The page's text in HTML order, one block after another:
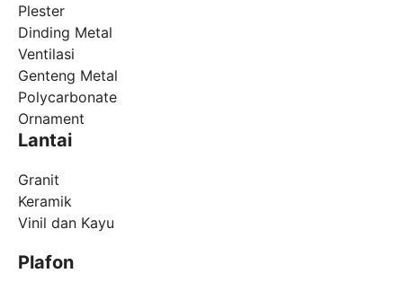
Plester
Dinding Metal
Ventilasi
Genteng Metal
Polycarbonate
Ornament
Lantai
Granit
Keramik
Vinil dan Kayu
Plafon